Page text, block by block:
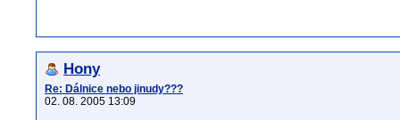
Hony
Re: Dálnice nebo jinudy???
02. 08. 2005 13:09